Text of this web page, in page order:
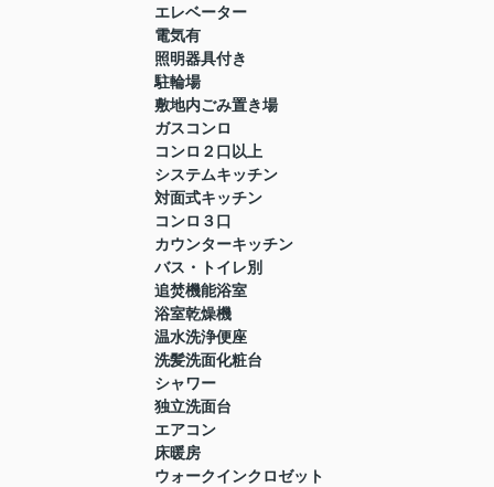
エレベーター
電気有
照明器具付き
駐輪場
敷地内ごみ置き場
ガスコンロ
コンロ２口以上
システムキッチン
対面式キッチン
コンロ３口
カウンターキッチン
バス・トイレ別
追焚機能浴室
浴室乾燥機
温水洗浄便座
洗髪洗面化粧台
シャワー
独立洗面台
エアコン
床暖房
ウォークインクロゼット